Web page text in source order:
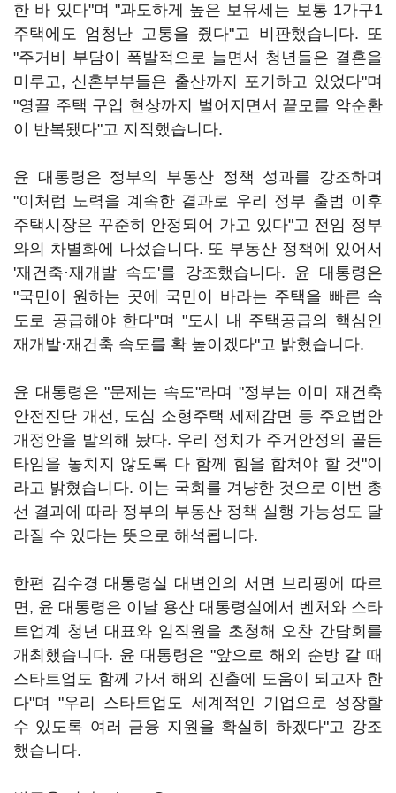
한 바 있다"며 "과도하게 높은 보유세는 보통 1가구1
주택에도 엄청난 고통을 줬다"고 비판했습니다. 또
"주거비 부담이 폭발적으로 늘면서 청년들은 결혼을
미루고, 신혼부부들은 출산까지 포기하고 있었다"며
"영끌 주택 구입 현상까지 벌어지면서 끝모를 악순환
이 반복됐다"고 지적했습니다.
윤 대통령은 정부의 부동산 정책 성과를 강조하며
"이처럼 노력을 계속한 결과로 우리 정부 출범 이후
주택시장은 꾸준히 안정되어 가고 있다"고 전임 정부
와의 차별화에 나섰습니다. 또 부동산 정책에 있어서
'재건축·재개발 속도'를 강조했습니다. 윤 대통령은
"국민이 원하는 곳에 국민이 바라는 주택을 빠른 속
도로 공급해야 한다"며 "도시 내 주택공급의 핵심인
재개발·재건축 속도를 확 높이겠다"고 밝혔습니다.
윤 대통령은 "문제는 속도"라며 "정부는 이미 재건축
안전진단 개선, 도심 소형주택 세제감면 등 주요법안
개정안을 발의해 놨다. 우리 정치가 주거안정의 골든
타임을 놓치지 않도록 다 함께 힘을 합쳐야 할 것"이
라고 밝혔습니다. 이는 국회를 겨냥한 것으로 이번 총
선 결과에 따라 정부의 부동산 정책 실행 가능성도 달
라질 수 있다는 뜻으로 해석됩니다.
한편 김수경 대통령실 대변인의 서면 브리핑에 따르
면, 윤 대통령은 이날 용산 대통령실에서 벤처와 스타
트업계 청년 대표와 임직원을 초청해 오찬 간담회를
개최했습니다. 윤 대통령은 "앞으로 해외 순방 갈 때
스타트업도 함께 가서 해외 진출에 도움이 되고자 한
다"며 "우리 스타트업도 세계적인 기업으로 성장할
수 있도록 여러 금융 지원을 확실히 하겠다"고 강조
했습니다.